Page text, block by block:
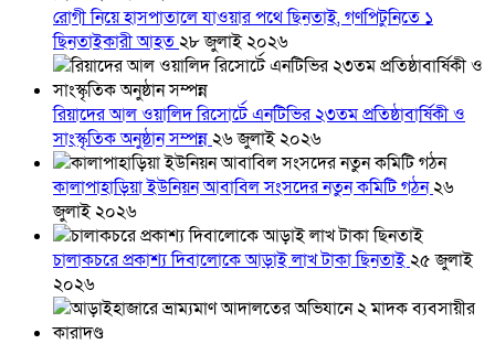
রোগী নিয়ে হাসপাতালে যাওয়ার পথে ছিনতাই, গণপিটুনিতে ১
ছিনতাইকারী আহত২৮ জুলাই ২০২৬
রিয়াদের আল ওয়ালিদ রিসোর্টে এনটিভির ২৩তম প্রতিষ্ঠাবার্ষিকী ও
সাংস্কৃতিক অনুষ্ঠান সম্পন্ন২৬ জুলাই ২০২৬
কালাপাহাড়িয়া ইউনিয়ন আবাবিল সংসদের নতুন কমিটি গঠন২৬
জুলাই ২০২৬
চালাকচরে প্রকাশ্য দিবালোকে আড়াই লাখ টাকা ছিনতাই২৫ জুলাই
২০২৬